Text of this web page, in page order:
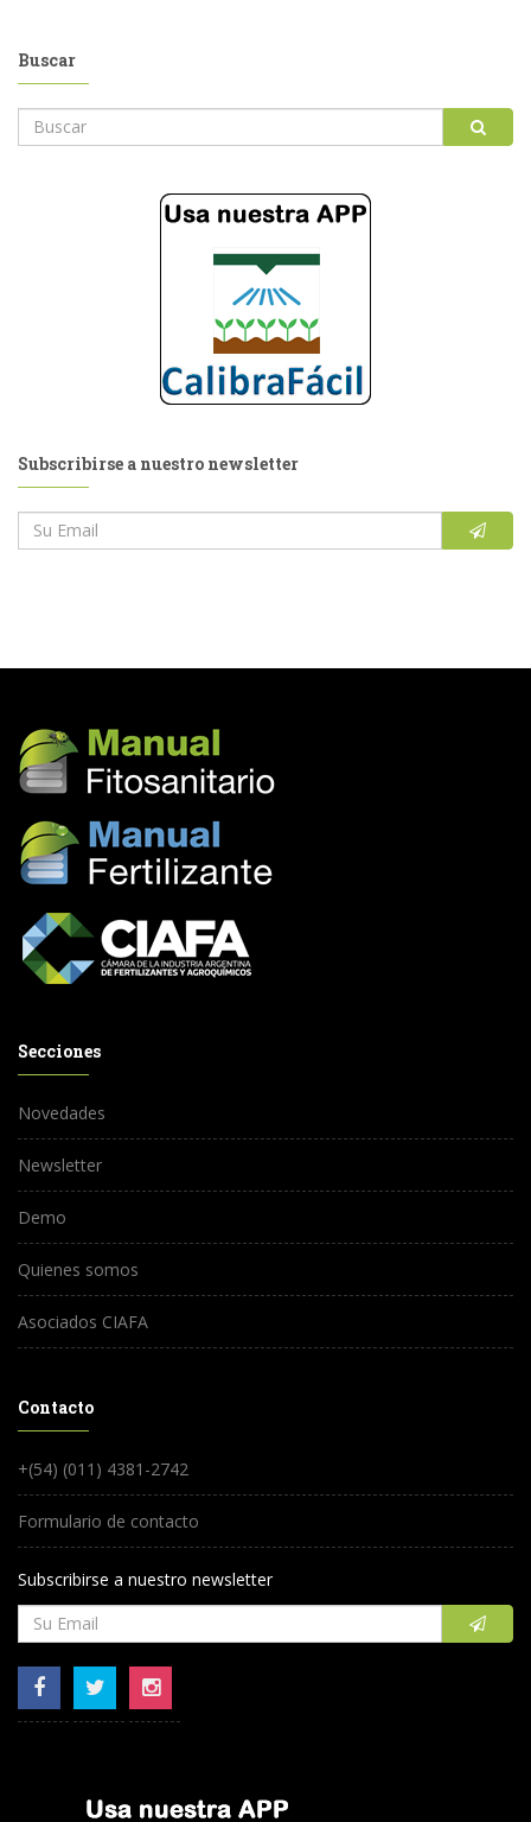
Buscar
Subscribirse a nuestro newsletter
Secciones
Novedades
Newsletter
Demo
Quienes somos
Asociados CIAFA
Contacto
+(54) (011) 4381-2742
Formulario de contacto
Subscribirse a nuestro newsletter